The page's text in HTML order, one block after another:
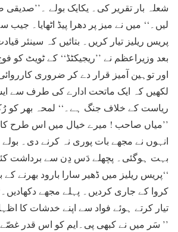
شعلہ بار تقریر کی۔ یکایک بولے
لیں۔‘‘ میں نے میز پر دھرا پیڈ اٹھایا۔ جیب
پریس ریلیز تیار کریں۔ بتائیں کہ سینئر
بعد وزیراعظم نے ’’ریجیکٹڈ‘‘ کے ٹویٹ کو
اور توہین آمیز قرار دے کر ضروری
لکھیں کہ ایک ماتحت ادارے کی طرف سے
ریاست کے خلاف جنگ ہے۔‘‘ لمحہ بھر کو
’’میاں صاحب ! میرے خیال میں اس طرح کا
انہوں نے مجھے بات پوری نہ کرنے دی۔
بہت ہوگئی۔ پچھلے دَس دِن سے برداشت
‘‘پریس ریلیز میں ڈھیر سارا بارود بھرنے کے
کروا کے جاری کردیں۔ پہلے مجھے
تیار کرتے ہوئے فواد سے اپنے خدشات کا
’’ سَر میں نے کبھی پی۔ایم کو اس قدر غصّے